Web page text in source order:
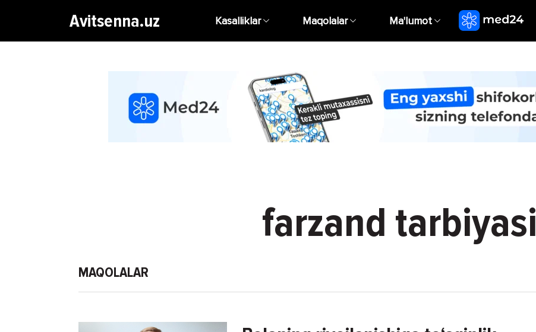
Avitsenna.uz Kasalliklar Maqolalar Ma'lumot
farzand tarbiyasi
MAQOLALAR